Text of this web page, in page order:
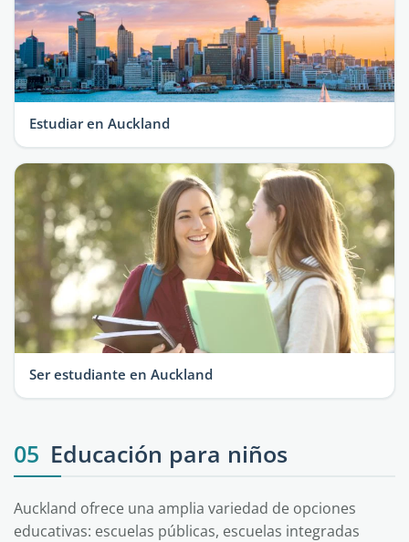
Estudiar en Auckland
Ser estudiante en Auckland
05 Educación para niños
Auckland ofrece una amplia variedad de opciones
educativas: escuelas públicas, escuelas integradas